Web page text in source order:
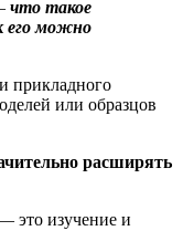
что такое
его можно
прикладного
или образцов
расширять
это изучение и